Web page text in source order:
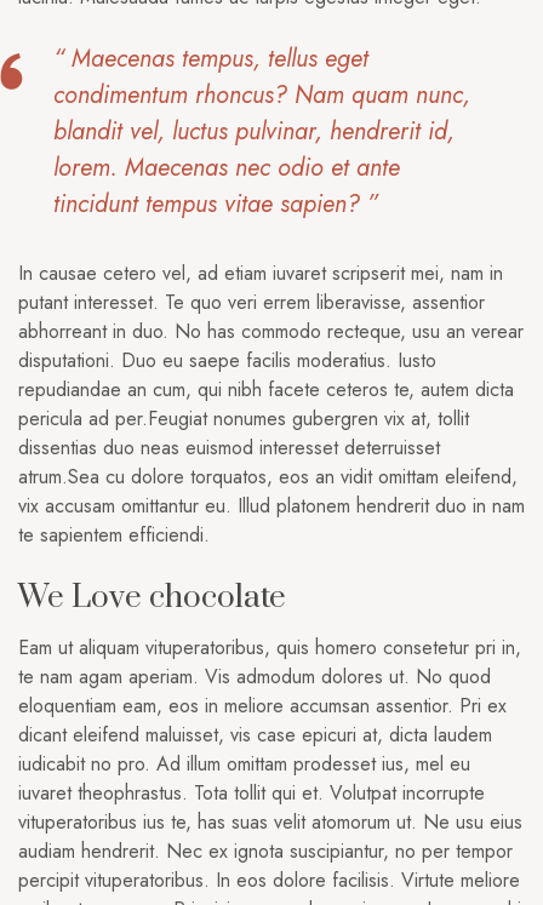
“ Maecenas tempus, tellus eget
condimentum rhoncus? Nam quam nunc,
blandit vel, luctus pulvinar, hendrerit id,
lorem. Maecenas nec odio et ante
tincidunt tempus vitae sapien? ”
In causae cetero vel, ad etiam iuvaret scripserit mei, nam in
putant interesset. Te quo veri errem liberavisse, assentior
abhorreant in duo. No has commodo recteque, usu an verear
disputationi. Duo eu saepe facilis moderatius. Iusto
repudiandae an cum, qui nibh facete ceteros te, autem dicta
pericula ad per.Feugiat nonumes gubergren vix at, tollit
dissentias duo neas euismod interesset deterruisset
atrum.Sea cu dolore torquatos, eos an vidit omittam eleifend,
vix accusam omittantur eu. Illud platonem hendrerit duo in nam
te sapientem efficiendi.
We Love chocolate
Eam ut aliquam vituperatoribus, quis homero consetetur pri in,
te nam agam aperiam. Vis admodum dolores ut. No quod
eloquentiam eam, eos in meliore accumsan assentior. Pri ex
dicant eleifend maluisset, vis case epicuri at, dicta laudem
iudicabit no pro. Ad illum omittam prodesset ius, mel eu
iuvaret theophrastus. Tota tollit qui et. Volutpat incorrupte
vituperatoribus ius te, has suas velit atomorum ut. Ne usu eius
audiam hendrerit. Nec ex ignota suscipiantur, no per tempor
percipit vituperatoribus. In eos dolore facilisis. Virtute meliore